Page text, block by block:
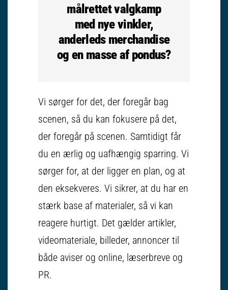
målrettet valgkamp
med nye vinkler,
anderleds merchandise
og en masse af pondus?
Vi sørger for det, der foregår bag
scenen, så du kan fokusere på det,
der foregår på scenen. Samtidigt får
du en ærlig og uafhængig sparring. Vi
sørger for, at der ligger en plan, og at
den eksekveres. Vi sikrer, at du har en
stærk base af materialer, så vi kan
reagere hurtigt. Det gælder artikler,
videomateriale, billeder, annoncer til
både aviser og online, læserbreve og
PR.